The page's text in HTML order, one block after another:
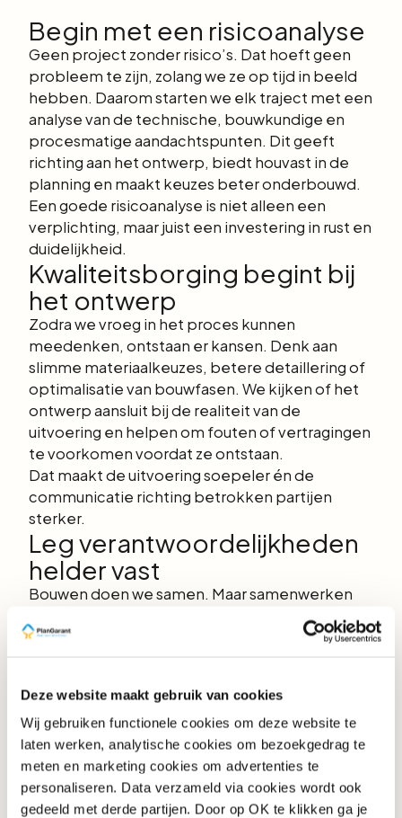
Deze website maakt gebruik van cookies
Wij gebruiken functionele cookies om deze website te
laten werken, analytische cookies om bezoekgedrag te
meten en marketing cookies om advertenties te
personaliseren. Data verzameld via cookies wordt ook
gedeeld met derde partijen. Door op OK te klikken ga je
Begin met een risicoanalyse
Geen project zonder risico’s. Dat hoeft geen
probleem te zijn, zolang we ze op tijd in beeld
hebben. Daarom starten we elk traject met een
analyse van de technische, bouwkundige en
procesmatige aandachtspunten. Dit geeft
richting aan het ontwerp, biedt houvast in de
planning en maakt keuzes beter onderbouwd.
Een goede risicoanalyse is niet alleen een
verplichting, maar juist een investering in rust en
duidelijkheid.
Kwaliteitsborging begint bij
het ontwerp
Zodra we vroeg in het proces kunnen
meedenken, ontstaan er kansen. Denk aan
slimme materiaalkeuzes, betere detaillering of
optimalisatie van bouwfasen. We kijken of het
ontwerp aansluit bij de realiteit van de
uitvoering en helpen om fouten of vertragingen
te voorkomen voordat ze ontstaan.
Dat maakt de uitvoering soepeler én de
communicatie richting betrokken partijen
sterker.
Leg verantwoordelijkheden
helder vast
Bouwen doen we samen. Maar samenwerken
lukt alleen goed als iedereen weet wat zijn of
haar rol is. Wie bewaakt de voortgang van het
uitgevoerd?
Door deze verantwoordelijkheden vanaf het
begin af te stemmen, voorkomen we
misverstanden en houden we overzicht, ook als
de druk toeneemt.